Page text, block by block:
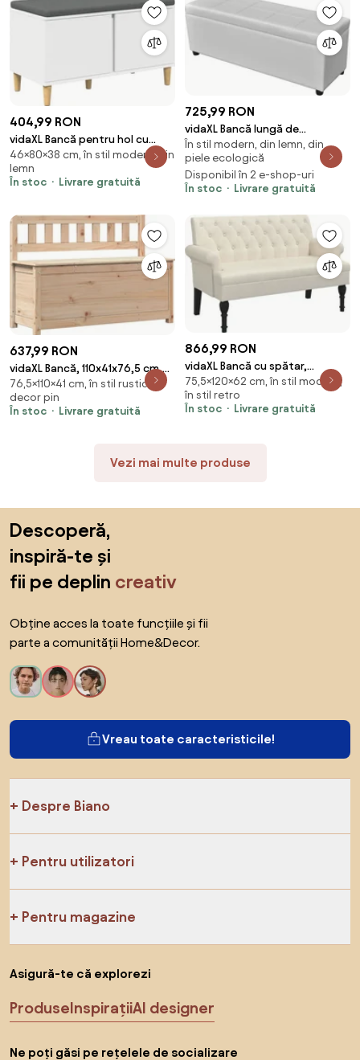
404,99 RON
vidaXL Bancă pentru hol cu
pernă cu depozitare Alb 80 x 38
x 46 cm
46×80×38 cm, în stil modern, din
lemn
În stoc
Livrare gratuită
725,99 RON
vidaXL Bancă lungă de
depozitare, alb, lemn
În stil modern, din lemn, din
piele ecologică
Disponibil în 2 e-shop-uri
În stoc
Livrare gratuită
637,99 RON
vidaXL Bancă, 110x41x76,5 cm,
lemn masiv de pin
76,5×110×41 cm, în stil rustic,
decor pin
În stoc
Livrare gratuită
866,99 RON
vidaXL Bancă cu spătar,
120x62x75,5 cm, in
75,5×120×62 cm, în stil modern,
în stil retro
În stoc
Livrare gratuită
Vezi mai multe produse
Descoperă,
inspiră-te și
fii pe deplin creativ
Obține acces la toate funcțiile și fii
parte a comunității Home&Decor.
Vreau toate caracteristicile!
Despre Biano
Pentru utilizatori
Pentru magazine
Asigură-te că explorezi
ProduseInspirațiiAI designer
Ne poți găsi pe rețelele de socializare